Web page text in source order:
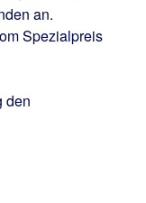
an.
Spezialpreis
den